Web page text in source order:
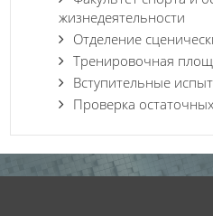
жизнедеятельности
Отделение
Тренировочная
Вступительные
Проверка